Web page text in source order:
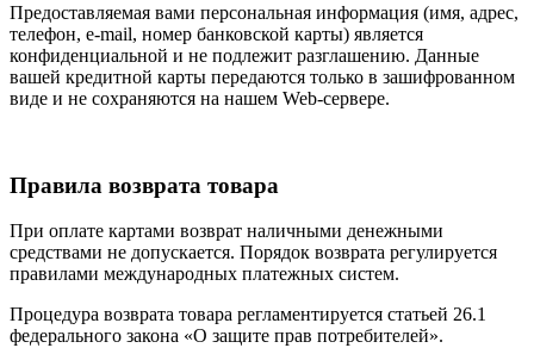
Предоставляемая вами персональная информация (имя, адрес,
телефон, e-mail, номер банковской карты) является
конфиденциальной и не подлежит разглашению. Данные
вашей кредитной карты передаются только в зашифрованном
виде и не сохраняются на нашем Web-сервере.
Правила возврата товара
При оплате картами возврат наличными денежными
средствами не допускается. Порядок возврата регулируется
правилами международных платежных систем.
Процедура возврата товара регламентируется статьей 26.1
федерального закона «О защите прав потребителей».